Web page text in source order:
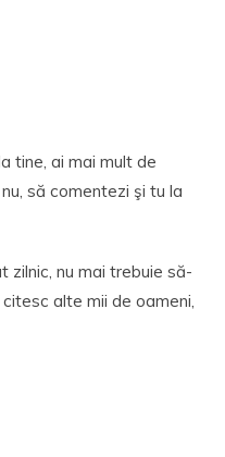
tine, ai mai mult de
să comentezi şi tu la
zilnic, nu mai trebuie să-
alte mii de oameni,